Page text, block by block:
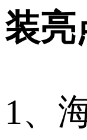
装亮
1、